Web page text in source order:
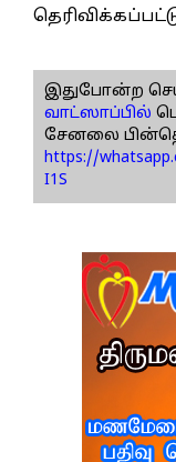
இதுபோன்ற
வாட்ஸாப்பில்
சேனலை
https://
I1S